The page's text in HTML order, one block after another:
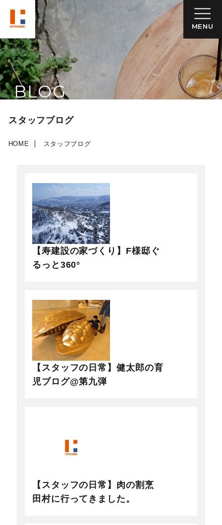
MENU
BLOG
スタッフブログ
HOME スタッフブログ
【寿建設の家づくり】F様邸ぐ
るっと360°
【スタッフの日常】健太郎の育
児ブログ@第九弾
【スタッフの日常】肉の割烹
田村に行ってきました。